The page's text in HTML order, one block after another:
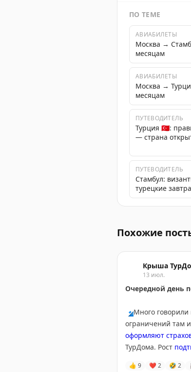
ПО ТЕМЕ
АВИАБИЛЕТЫ
Москва →
месяцам
АВИАБИЛЕТЫ
Москва →
месяцам
ПУТЕВОДИТЕЛЬ
Турция 🇹🇷:
— страна
ПУТЕВОДИТЕЛЬ
Стамбул:
турецкие
Похожие
Крыша
13 июл.
Очередной день
🔹Много говорили
ограничений там
оформляют
ТурДома. Рост
👍 9 ❤ 2 🤣 2